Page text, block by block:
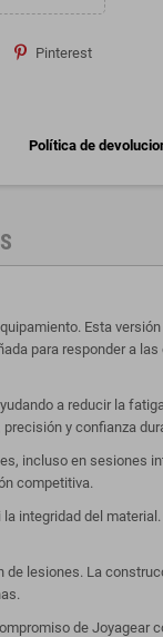
Pinterest
Política de
Esta
para responder a
a reducir la
y confianza
incluso en sesiones
competitiva.
integridad del
de lesiones. La
de Joyagear